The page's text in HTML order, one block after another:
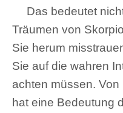
Das bedeutet
Träumen von
Sie herum
Sie auf die wahren
achten müssen.
hat eine Bedeutung